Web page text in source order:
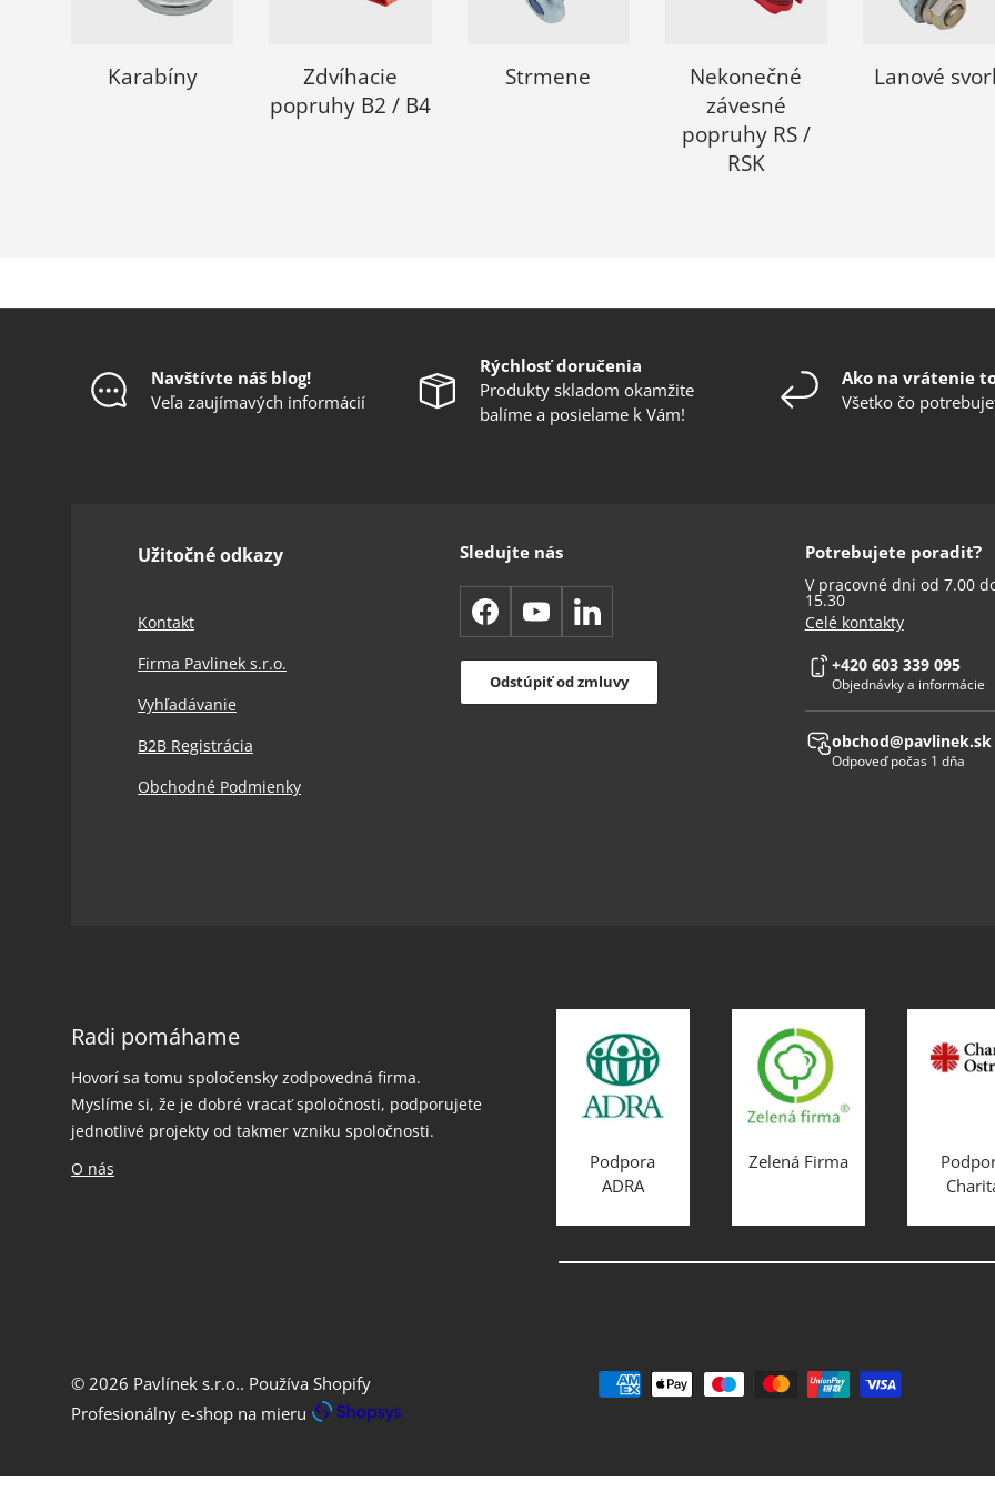
Karabíny
Zdvíhacie
popruhy B2 / B4
Strmene
Nekonečné
závesné
popruhy RS /
RSK
Lanové
Navštívte náš blog!
Veľa zaujímavých informácií
Rýchlosť doručenia
Produkty skladom okamžite
balíme a posielame k Vám!
Ako na vrátenie
Všetko čo
Užitočné odkazy
Kontakt
Firma Pavlinek s.r.o.
Vyhľadávanie
B2B Registrácia
Obchodné Podmienky
Sledujte nás
FacebookYouTubeLinkedIn
Odstúpiť od zmluvy
Potrebujete poradiť?
V pracovné dni od 7.00
15.30
Celé kontakty
+420 603 339 095
Objednávky a informácie
obchod@pavlinek.sk
Odpoveď počas 1 dňa
Radi pomáhame
Hovorí sa tomu spoločensky zodpovedná firma.
Myslíme si, že je dobré vracať spoločnosti, podporujete
jednotlivé projekty od takmer vzniku spoločnosti.
O nás
Podpora
ADRA
Zelená Firma
© 2026 Pavlínek s.r.o.. Používa Shopify
Profesionálny e-shop na mieru
Prijímané spôsoby platby